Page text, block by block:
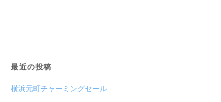
最近の投稿
横浜元町チャーミングセール